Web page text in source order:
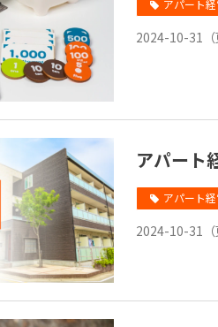
アパート
2024-10-31
アパート
アパート
2024-10-31